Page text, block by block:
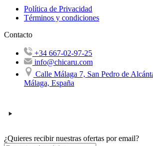
Política de Privacidad
Términos y condiciones
Contacto
+34 667-02-97-25
info@chicaru.com
Calle Málaga 7, San Pedro de
Málaga, España
¿Quieres recibir nuestras ofertas por email?